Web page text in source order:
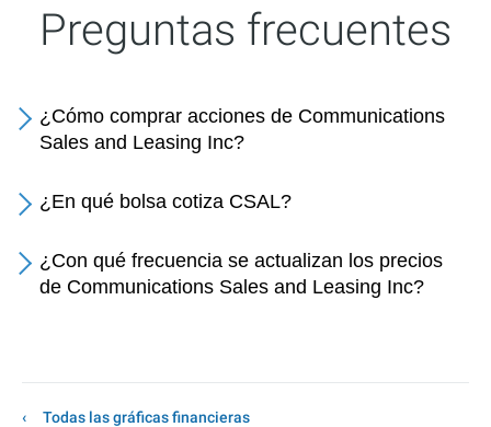
Preguntas frecuentes
¿Cómo comprar acciones de Communications
Sales and Leasing Inc?
¿En qué bolsa cotiza CSAL?
¿Con qué frecuencia se actualizan los precios
de Communications Sales and Leasing Inc?
Todas las gráficas financieras